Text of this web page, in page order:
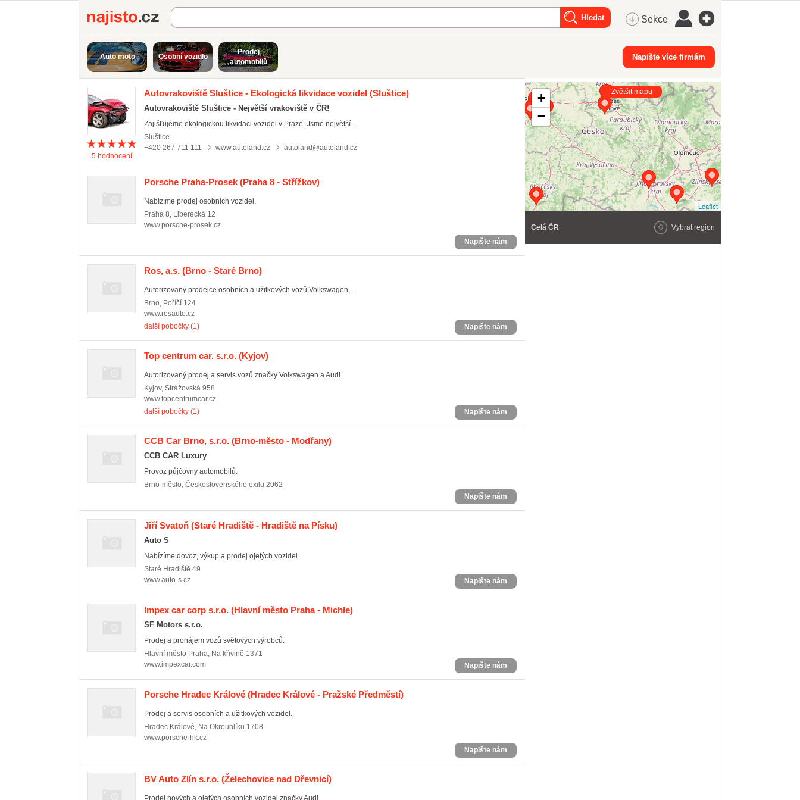
Najisto.cz Sekce
Auto moto Osobní vozidlo
Prodej
automobilů
Napište více firmám
Autovrakoviště Sluštice - Ekologická likvidace vozidel (Sluštice)
Autovrakoviště Sluštice - Největší vrakoviště v ČR!
5hodnocení
Zajišťujeme ekologickou likvidaci vozidel v Praze. Jsme největší ...
Sluštice
+420 267 711 111
www.autoland.cz autoland@autoland.cz
Porsche Praha-Prosek (Praha 8 - Střížkov)
Nabízíme prodej osobních vozidel.
Praha 8, Liberecká 12
www.porsche-prosek.cz
Napište nám
Ros, a.s. (Brno - Staré Brno)
Autorizovaný prodejce osobních a užitkových vozů Volkswagen, ...
Brno, Poříčí 124
www.rosauto.cz
další pobočky (1)
Napište nám
Top centrum car, s.r.o. (Kyjov)
Autorizovaný prodej a servis vozů značky Volkswagen a Audi.
Kyjov, Strážovská 958
www.topcentrumcar.cz
další pobočky (1)
Napište nám
CCB Car Brno, s.r.o. (Brno-město - Modřany)
CCB CAR Luxury
Provoz půjčovny automobilů.
Brno-město, Československého exilu 2062
Napište nám
Jiří Svatoň (Staré Hradiště - Hradiště na Písku)
Auto S
Nabízíme dovoz, výkup a prodej ojetých vozidel.
Staré Hradiště 49
www.auto-s.cz
Napište nám
Impex car corp s.r.o. (Hlavní město Praha - Michle)
SF Motors s.r.o.
Prodej a pronájem vozů světových výrobců.
Hlavní město Praha, Na křivině 1371
www.impexcar.com
Napište nám
Porsche Hradec Králové (Hradec Králové - Pražské Předměstí)
Prodej a servis osobních a užitkových vozidel.
Hradec Králové, Na Okrouhlíku 1708
www.porsche-hk.cz
Napište nám
BV Auto Zlín s.r.o. (Želechovice nad Dřevnicí)
Prodej nových a ojetých osobních vozidel značky Audi.
+
−
Leaflet
Zvětšit mapu
Celá ČR Vybrat region